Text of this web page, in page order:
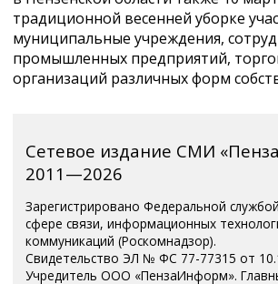
традиционной весенней уборке
муниципальные учреждения,
промышленных предприятий,
организаций различных форм
Сетевое издание СМИ
2011—2026
Зарегистрировано Федеральной
сфере связи, информационных
коммуникаций (Роскомнадзор).
Свидетельство ЭЛ № ФС 77-77315 от
Учредитель ООО «ПензаИнформ».